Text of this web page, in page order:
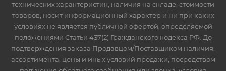
технических характеристик, наличия на складе, стоимости
товаров, носит информационный характер и ни при каких
условиях не является публичной офертой, определяемой
положениями Статьи 437(2) Гражданского кодекса РФ. До
подтверждения заказа Продавцом/Поставщиком наличия,
ассортимента, цены и иных условий продажи, посредством